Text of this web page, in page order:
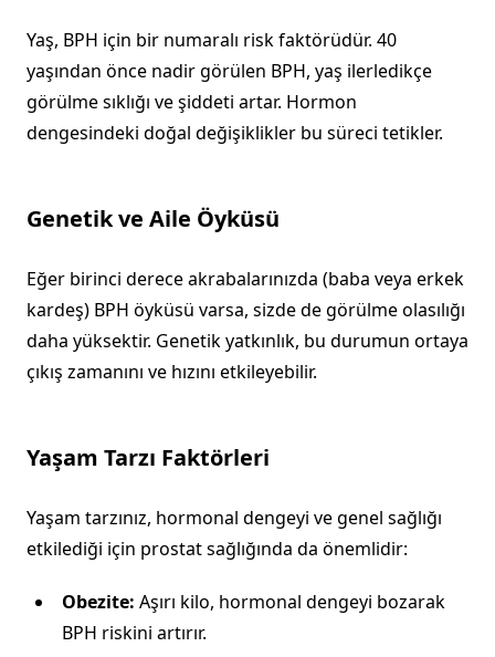
Yaş, BPH için bir numaralı risk faktörüdür. 40
yaşından önce nadir görülen BPH, yaş ilerledikçe
görülme sıklığı ve şiddeti artar. Hormon
dengesindeki doğal değişiklikler bu süreci tetikler.
Genetik ve Aile Öyküsü
Eğer birinci derece akrabalarınızda (baba veya erkek
kardeş) BPH öyküsü varsa, sizde de görülme olasılığı
daha yüksektir. Genetik yatkınlık, bu durumun ortaya
çıkış zamanını ve hızını etkileyebilir.
Yaşam Tarzı Faktörleri
Yaşam tarzınız, hormonal dengeyi ve genel sağlığı
etkilediği için prostat sağlığında da önemlidir:
Obezite: Aşırı kilo, hormonal dengeyi bozarak
BPH riskini artırır.